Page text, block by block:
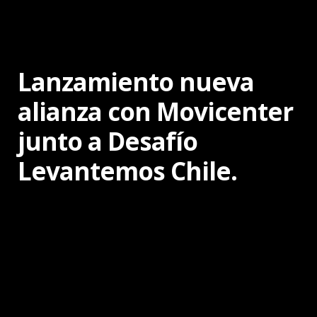
Lanzamiento nueva
alianza con Movicenter
junto a Desafío
Levantemos Chile.